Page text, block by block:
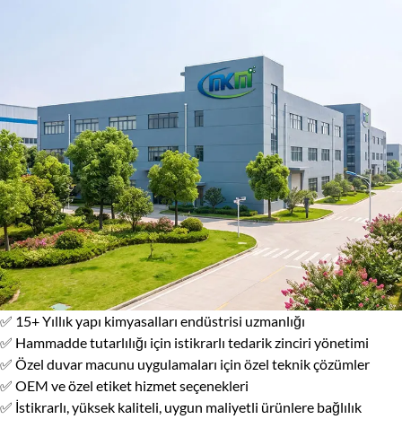
✅ 15+ Yıllık yapı kimyasalları endüstrisi uzmanlığı
✅ Hammadde tutarlılığı için istikrarlı tedarik zinciri yönetimi
✅ Özel duvar macunu uygulamaları için özel teknik çözümler
✅ OEM ve özel etiket hizmet seçenekleri
✅ İstikrarlı, yüksek kaliteli, uygun maliyetli ürünlere bağlılık